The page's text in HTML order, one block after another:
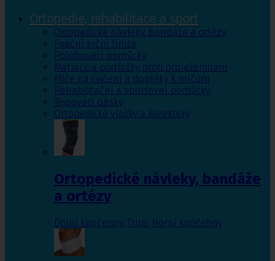
Ortopedie, rehabilitace a sport
Ortopedické návleky, bandáže a ortézy
Fixační krční límce
Polohovací pomůcky
Matrace a podložky proti proleženinám
Míče na cvičení a doplňky k míčům
Rehabilitační a sportovní pomůcky
Tejpovací pásky
Ortopedické vložky a korektory
Ortopedické návleky, bandáže
a ortézy
Dolní končetiny, Trup, Horní končetiny